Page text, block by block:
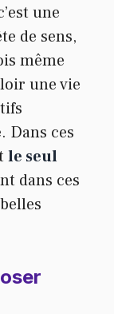
une
de sens,
même
une vie
Dans ces
le seul
dans ces